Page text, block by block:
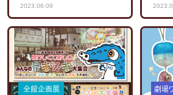
2023.06.09
全館企画展
劇場